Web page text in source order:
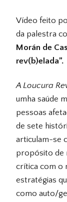
Vídeo feito
da palestra
Morán de
rev(b)elada”.
A Loucura
umha saúde
pessoas
de sete
articulam-se
propósito de
crítica com o
estratégias
como auto/